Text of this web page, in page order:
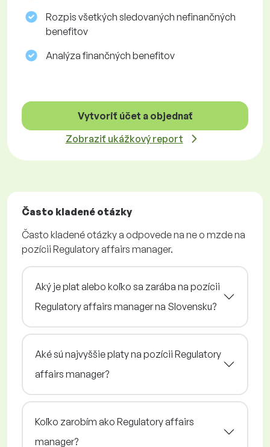
Rozpis všetkých sledovaných nefinančných
benefitov
Analýza finančných benefitov
Vytvoriť účet a objednať
Zobraziť ukážkový report
Často kladené otázky
Často kladené otázky a odpovede na ne o mzde na
pozícii Regulatory affairs manager.
Aký je plat alebo koľko sa zarába na pozícii
Regulatory affairs manager na Slovensku?
Aké sú najvyššie platy na pozícii Regulatory
affairs manager?
Koľko zarobím ako Regulatory affairs
manager?